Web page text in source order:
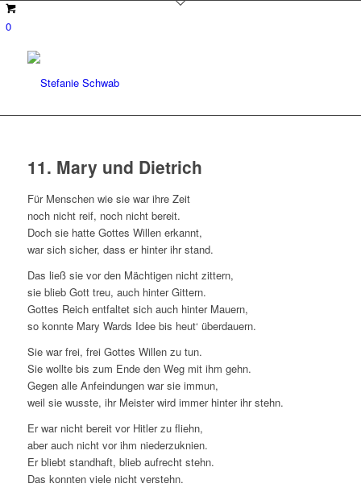
0
11. Mary und Dietrich
Für Menschen wie sie war ihre Zeit
noch nicht reif, noch nicht bereit.
Doch sie hatte Gottes Willen erkannt,
war sich sicher, dass er hinter ihr stand.
Das ließ sie vor den Mächtigen nicht zittern,
sie blieb Gott treu, auch hinter Gittern.
Gottes Reich entfaltet sich auch hinter Mauern,
so konnte Mary Wards Idee bis heut‘ überdauern.
Sie war frei, frei Gottes Willen zu tun.
Sie wollte bis zum Ende den Weg mit ihm gehn.
Gegen alle Anfeindungen war sie immun,
weil sie wusste, ihr Meister wird immer hinter ihr stehn.
Er war nicht bereit vor Hitler zu fliehn,
aber auch nicht vor ihm niederzuknien.
Er bliebt standhaft, blieb aufrecht stehn.
Das konnten viele nicht verstehn.